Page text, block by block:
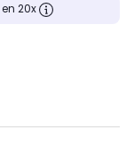
en 20x